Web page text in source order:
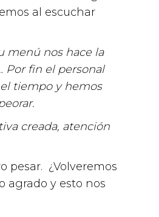
al escuchar
menú nos hace la
Por fin el personal
el tiempo y hemos
creada, atención
pesar. ¿Volveremos
agrado y esto nos